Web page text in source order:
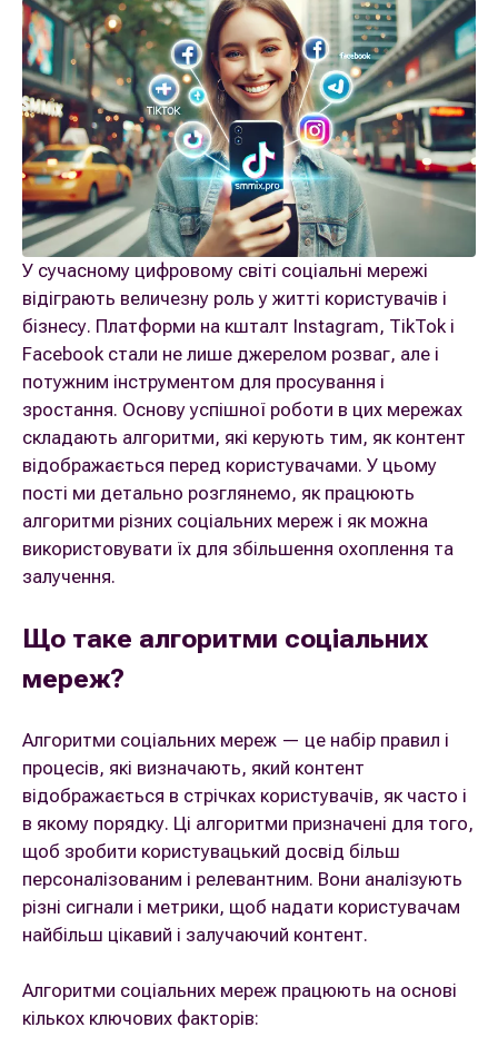
У сучасному цифровому світі соціальні мережі
відіграють величезну роль у житті користувачів і
бізнесу. Платформи на кшталт Instagram, TikTok і
Facebook стали не лише джерелом розваг, але і
потужним інструментом для просування і
зростання. Основу успішної роботи в цих мережах
складають алгоритми, які керують тим, як контент
відображається перед користувачами. У цьому
пості ми детально розглянемо, як працюють
алгоритми різних соціальних мереж і як можна
використовувати їх для збільшення охоплення та
залучення.
Що таке алгоритми соціальних
мереж?
Алгоритми соціальних мереж — це набір правил і
процесів, які визначають, який контент
відображається в стрічках користувачів, як часто і
в якому порядку. Ці алгоритми призначені для того,
щоб зробити користувацький досвід більш
персоналізованим і релевантним. Вони аналізують
різні сигнали і метрики, щоб надати користувачам
найбільш цікавий і залучаючий контент.
Алгоритми соціальних мереж працюють на основі
кількох ключових факторів: